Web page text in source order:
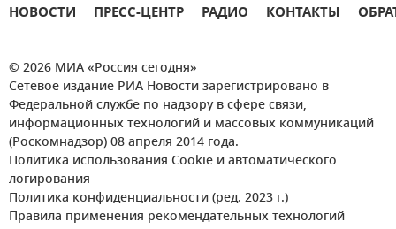
НОВОСТИ ПРЕСС-ЦЕНТР РАДИО КОНТАКТЫ
© 2026 МИА «Россия сегодня»
Сетевое издание РИА Новости зарегистрировано в
Федеральной службе по надзору в сфере связи,
информационных технологий и массовых коммуникаций
(Роскомнадзор) 08 апреля 2014 года.
Политика использования Cookie и автоматического
логирования
Политика конфиденциальности (ред. 2023 г.)
Правила применения рекомендательных технологий